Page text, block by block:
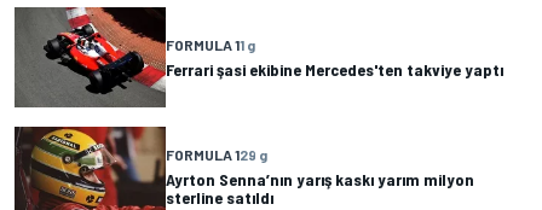
FORMULA 11 g
Ferrari şasi ekibine Mercedes'ten takviye yaptı
FORMULA 129 g
Ayrton Senna’nın yarış kaskı yarım milyon
sterline satıldı